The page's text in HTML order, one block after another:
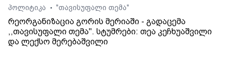
პოლიტიკა
• "თავისუფალი თემა"
რეორგანიზაცია გორის მერიაში - გადაცემა
,,თავისუფალი თემა". სტუმრები: თეა კეჩხუაშვილი
და ლექსო მერებაშვილი